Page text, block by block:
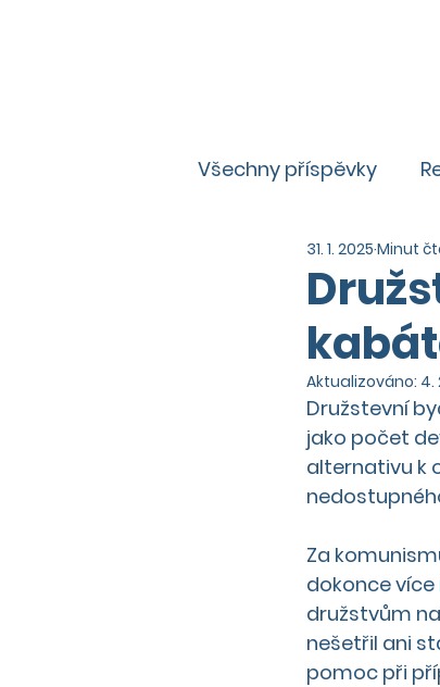
Všechny příspěvky
Zajímavosti
31. 1. 2025 Minut
Aktualizováno: 4.
Družstevní
jako počet
alternativu k
Za
dokonce
družstvům
nešetřil ani
pomoc při